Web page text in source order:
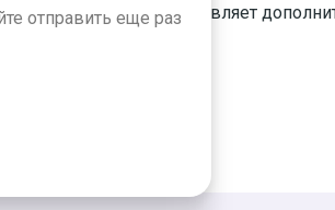
предоставляет
сейчас.
отправить еще раз